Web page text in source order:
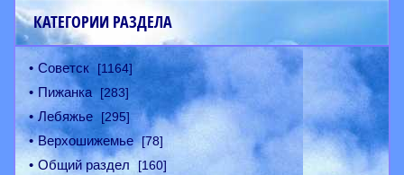
КАТЕГОРИИ РАЗДЕЛА
Советск [1164]
Пижанка [283]
Лебяжье [295]
Верхошижемье [78]
Общий раздел [160]